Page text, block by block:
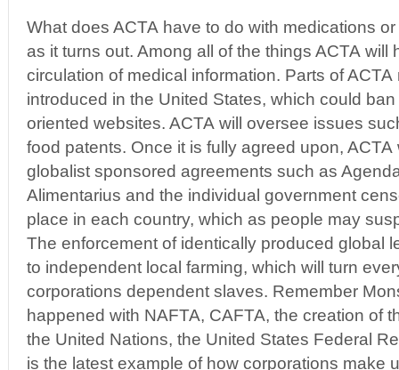
What does ACTA have to do with medications
as it turns out. Among all of the things ACTA will
circulation of medical information. Parts of ACTA
introduced in the United States, which could
oriented websites. ACTA will oversee issues
food patents. Once it is fully agreed upon, ACTA
globalist sponsored agreements such as
Alimentarius and the individual government
place in each country, which as people may
The enforcement of identically produced global
to independent local farming, which will turn
corporations dependent slaves. Remember
happened with NAFTA, CAFTA, the creation of
the United Nations, the United States Federal
is the latest example of how corporations make